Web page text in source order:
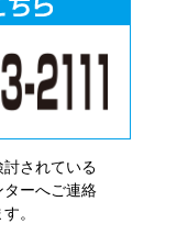
されている
ーへご連絡
。